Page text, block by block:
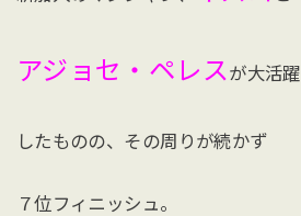
アジョセ・ペレスが大活躍
したものの、その周りが続かず
７位フィニッシュ。